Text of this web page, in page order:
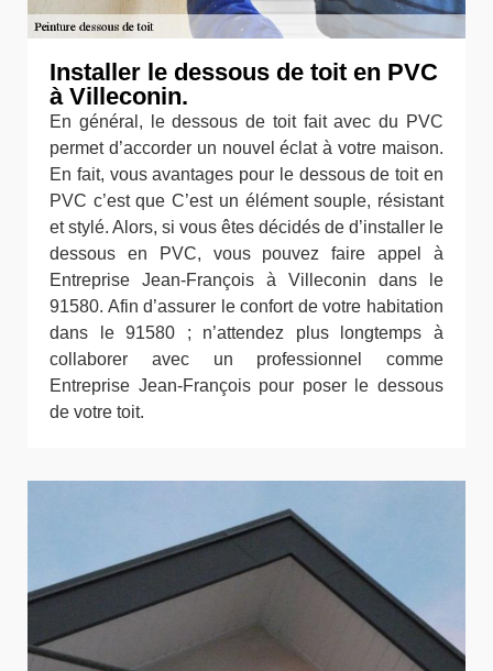
Installer le dessous de toit en PVC
à Villeconin.
En général, le dessous de toit fait avec du PVC
permet d’accorder un nouvel éclat à votre maison.
En fait, vous avantages pour le dessous de toit en
PVC c’est que C’est un élément souple, résistant
et stylé. Alors, si vous êtes décidés de d’installer le
dessous en PVC, vous pouvez faire appel à
Entreprise Jean-François à Villeconin dans le
91580. Afin d’assurer le confort de votre habitation
dans le 91580 ; n’attendez plus longtemps à
collaborer avec un professionnel comme
Entreprise Jean-François pour poser le dessous
de votre toit.